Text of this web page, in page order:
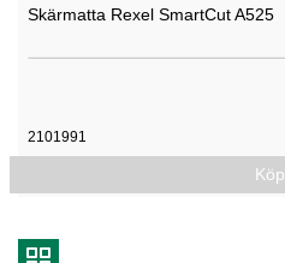
Skärmatta Rexel SmartCut A525
2101991
Köp